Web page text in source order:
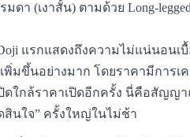
มดา (เงาสั้น) ตามด้วย Long-
แรกแสดงถึงความไม่แน่นอนเ
มขึ้นอย่างมาก โดยราคามีการเ
ใกล้ราคาเปิดอีกครั้ง นี่คือสัญญ
สินใจ” ครั้งใหญ่ในไม่ช้า